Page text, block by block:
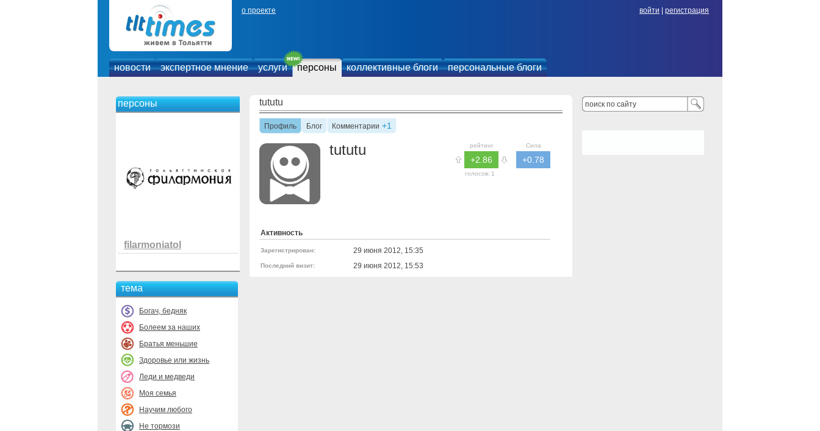
о проекте войти регистрация
новости экспертное мнение услуги персоны коллективные блоги персональные блоги
персоны
filarmoniatol
тема
Богач, бедняк
Болеем за наших
Братья меньшие
Здоровье или жизнь
Леди и медведи
Моя семья
Научим любого
Не тормози
tututu
Профиль Блог Комментарии +1
Сила
+0.78
рейтинг
+2.86
голосов: 1
tututu
Активность
Зарегистрирован: 29 июня 2012, 15:35
Последний визит: 29 июня 2012, 15:53